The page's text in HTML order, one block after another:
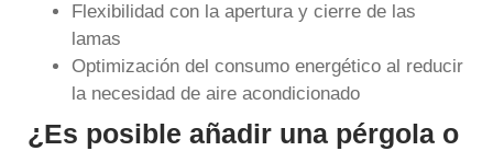
Flexibilidad con la apertura y cierre de las
lamas
Optimización del consumo energético al reducir
la necesidad de aire acondicionado
¿Es posible añadir una pérgola o